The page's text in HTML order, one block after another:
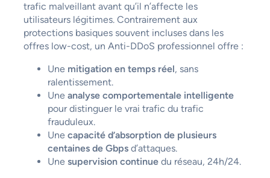
trafic malveillant avant qu’il n’affecte les
utilisateurs légitimes. Contrairement aux
protections basiques souvent incluses dans les
offres low-cost, un Anti-DDoS professionnel offre :
Une mitigation en temps réel, sans
ralentissement.
Une analyse comportementale intelligente
pour distinguer le vrai trafic du trafic
frauduleux.
Une capacité d’absorption de plusieurs
centaines de Gbpsd’attaques.
Une supervision continuedu réseau, 24h/24.